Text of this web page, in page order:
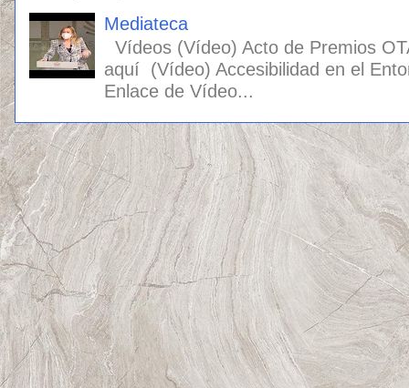
Mediateca
Vídeos (Vídeo) Acto de Premios
aquí (Vídeo) Accesibilidad en el
Enlace de Vídeo...